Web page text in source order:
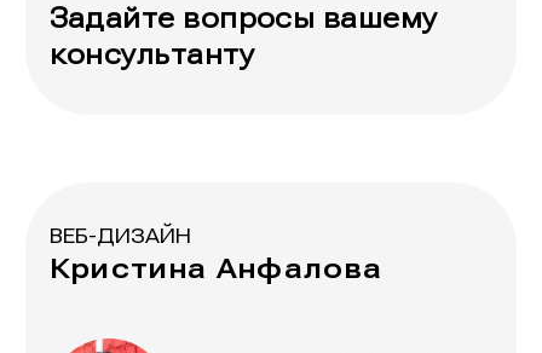
Задайте вопросы вашему
консультанту
ВЕБ-ДИЗАЙН
Кристина Анфалова